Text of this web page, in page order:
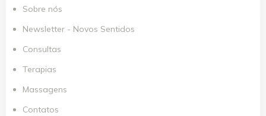
Sobre nós
Newsletter - Novos Sentidos
Consultas
Terapias
Massagens
Contatos